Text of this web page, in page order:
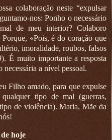
colaboração neste “expulsar
nos: Ponho o necessário
de meu interior? Colaboro
«Pois, é do coração que
imoralidade, roubos, falsos
É muito importante a resposta
necessária a nível pessoal.
Filho amado, para que expulse
tipo de mal (guerras,
de violência). Maria, Mãe da
hoje